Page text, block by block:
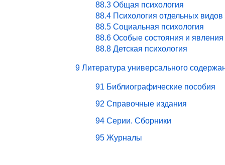
88.3 Общая психология
88.4 Психология отдельных
88.5 Социальная психология
88.6 Особые состояния и явления
88.8 Детская психология
9 Литература универсального
91 Библиографические пособия
92 Справочные издания
94 Серии. Сборники
95 Журналы